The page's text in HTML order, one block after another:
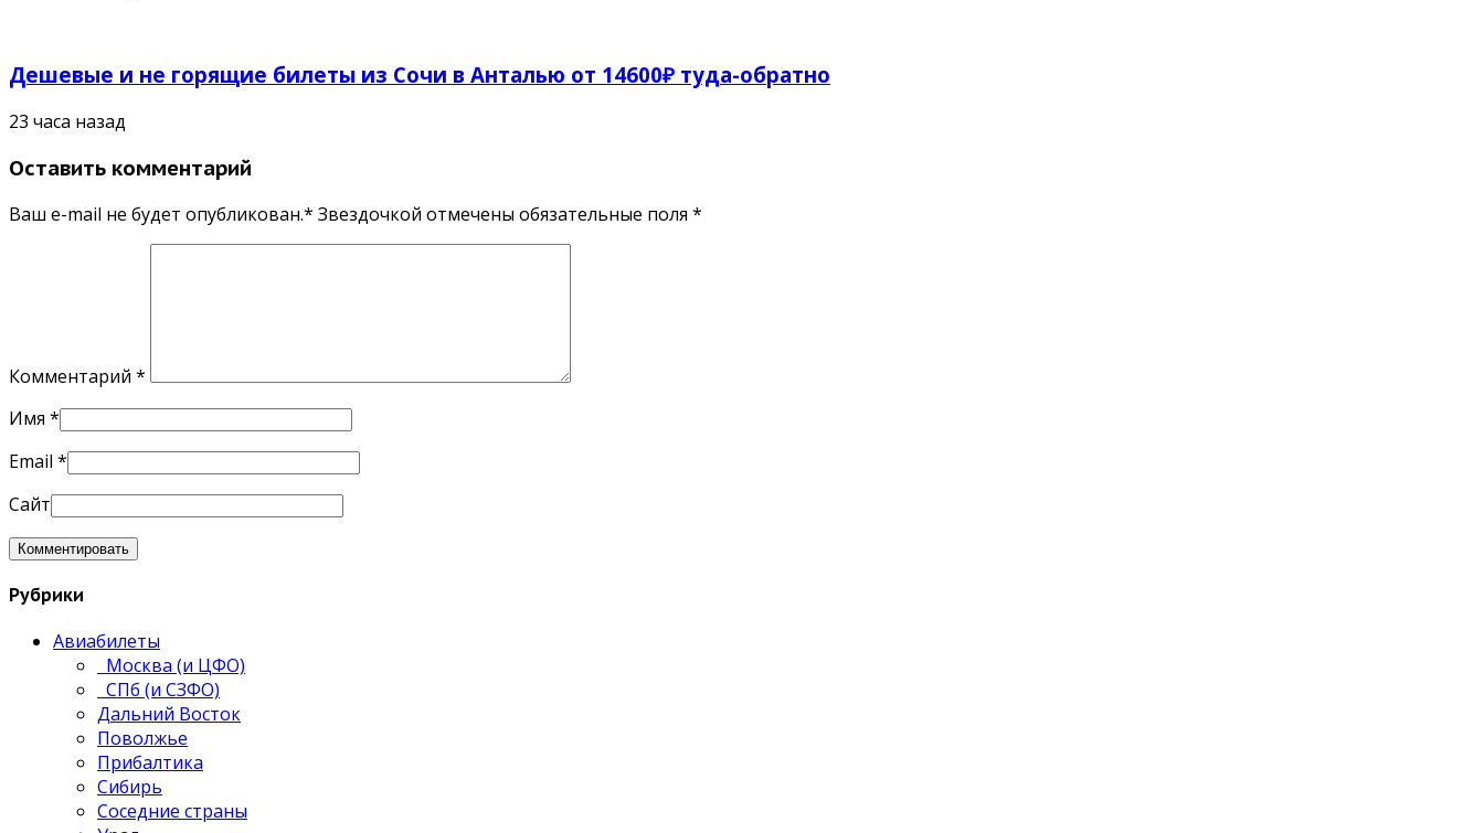
Дешевые и не горящие билеты из Сочи в Анталью от 14600₽ туда-обратно
23 часа назад
Оставить комментарий
Ваш e-mail не будет опубликован.* Звездочкой отмечены обязательные поля *
Комментарий *
Имя *
Email *
Сайт
Рубрики
Авиабилеты
Москва (и ЦФО)
СПб (и СЗФО)
Дальний Восток
Поволжье
Прибалтика
Сибирь
Соседние страны